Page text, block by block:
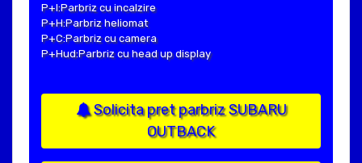
P+I:Parbriz cu incalzire
P+H:Parbriz heliomat
P+C:Parbriz cu camera
P+Hud:Parbriz cu head up display
Solicita pret parbriz SUBARU
OUTBACK